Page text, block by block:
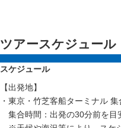
ツアースケジュール
スケジュール
【出発地】
・東京・竹芝客船ターミナル 集
集合時間：出発の30分前を目